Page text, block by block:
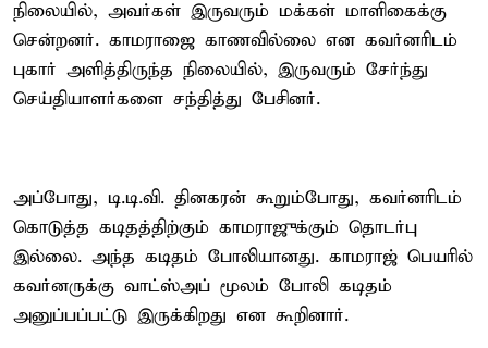
நிலையில், அவர்கள் இருவரும் மக்கள் மாளிகைக்கு
சென்றனர். காமராஜை காணவில்லை என கவர்னரிடம்
புகார் அளித்திருந்த நிலையில், இருவரும் சேர்ந்து
செய்தியாளர்களை சந்தித்து பேசினர்.
அப்போது, டி.டி.வி. தினகரன் கூறும்போது, கவர்னரிடம்
கொடுத்த கடிதத்திற்கும் காமராஜுக்கும் தொடர்பு
இல்லை. அந்த கடிதம் போலியானது. காமராஜ் பெயரில்
கவர்னருக்கு வாட்ஸ்அப் மூலம் போலி கடிதம்
அனுப்பப்பட்டு இருக்கிறது என கூறினார்.